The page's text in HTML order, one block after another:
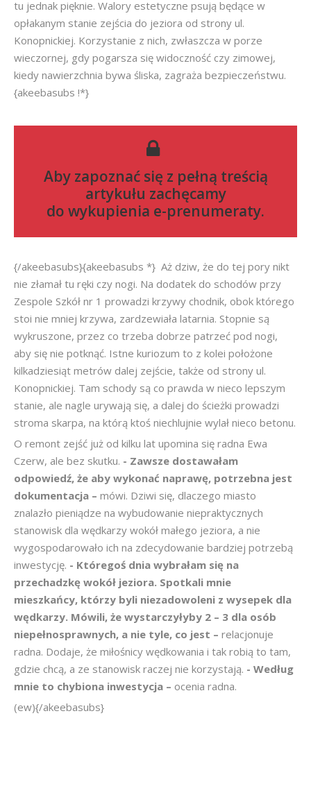
tu jednak pięknie. Walory estetyczne psują będące w
opłakanym stanie zejścia do jeziora od strony ul.
Konopnickiej. Korzystanie z nich, zwłaszcza w porze
wieczornej, gdy pogarsza się widoczność czy zimowej,
kiedy nawierzchnia bywa śliska, zagraża bezpieczeństwu.
{akeebasubs !*}
Aby zapoznać się z pełną treścią
artykułu zachęcamy
do wykupienia e-prenumeraty.
{/akeebasubs}{akeebasubs *} Aż dziw, że do tej pory nikt
nie złamał tu ręki czy nogi. Na dodatek do schodów przy
Zespole Szkół nr 1 prowadzi krzywy chodnik, obok którego
stoi nie mniej krzywa, zardzewiała latarnia. Stopnie są
wykruszone, przez co trzeba dobrze patrzeć pod nogi,
aby się nie potknąć. Istne kuriozum to z kolei położone
kilkadziesiąt metrów dalej zejście, także od strony ul.
Konopnickiej. Tam schody są co prawda w nieco lepszym
stanie, ale nagle urywają się, a dalej do ścieżki prowadzi
stroma skarpa, na którą ktoś niechlujnie wylał nieco betonu.
O remont zejść już od kilku lat upomina się radna Ewa
Czerw, ale bez skutku. - Zawsze dostawałam
odpowiedź, że aby wykonać naprawę, potrzebna jest
dokumentacja – mówi. Dziwi się, dlaczego miasto
znalazło pieniądze na wybudowanie niepraktycznych
stanowisk dla wędkarzy wokół małego jeziora, a nie
wygospodarowało ich na zdecydowanie bardziej potrzebą
inwestycję. - Któregoś dnia wybrałam się na
przechadzkę wokół jeziora. Spotkali mnie
mieszkańcy, którzy byli niezadowoleni z wysepek dla
wędkarzy. Mówili, że wystarczyłyby 2 – 3 dla osób
niepełnosprawnych, a nie tyle, co jest – relacjonuje
radna. Dodaje, że miłośnicy wędkowania i tak robią to tam,
gdzie chcą, a ze stanowisk raczej nie korzystają. - Według
mnie to chybiona inwestycja – ocenia radna.
(ew){/akeebasubs}